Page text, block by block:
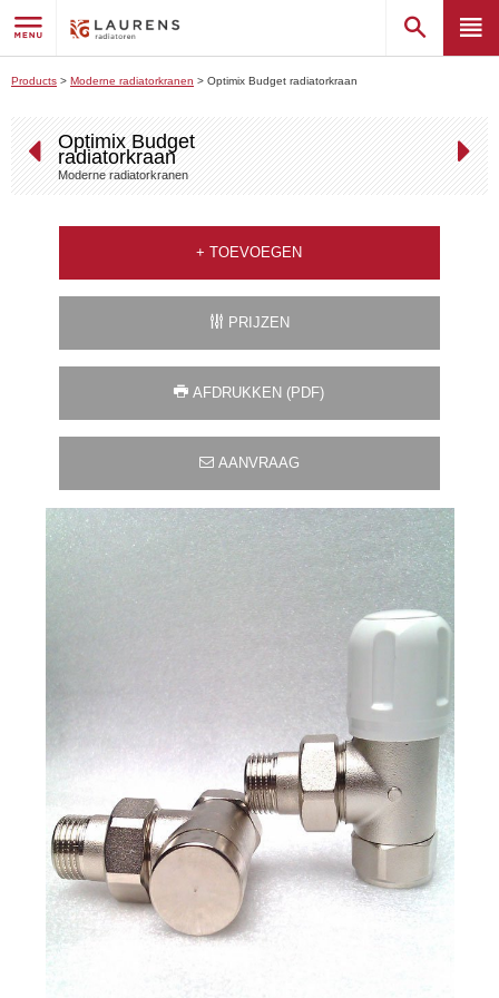
Products > Moderne radiatorkranen > Optimix Budget radiatorkraan
Optimix Budget
radiatorkraan
Moderne radiatorkranen
+ TOEVOEGEN
PRIJZEN
AFDRUKKEN (PDF)
AANVRAAG